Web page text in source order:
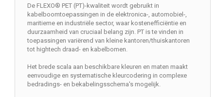
De FLEXO® PET (PT)-kwaliteit wordt gebruikt in
kabelboomtoepassingen in de elektronica-, automobiel-,
maritieme en industriële sector, waar kostenefficiëntie en
duurzaamheid van cruciaal belang zijn. PT is te vinden in
toepassingen variërend van kleine kantoren/thuiskantoren
tot hightech draad- en kabelbomen.
Het brede scala aan beschikbare kleuren en maten maakt
eenvoudige en systematische kleurcodering in complexe
bedradings- en bekabelingsschema's mogelijk.